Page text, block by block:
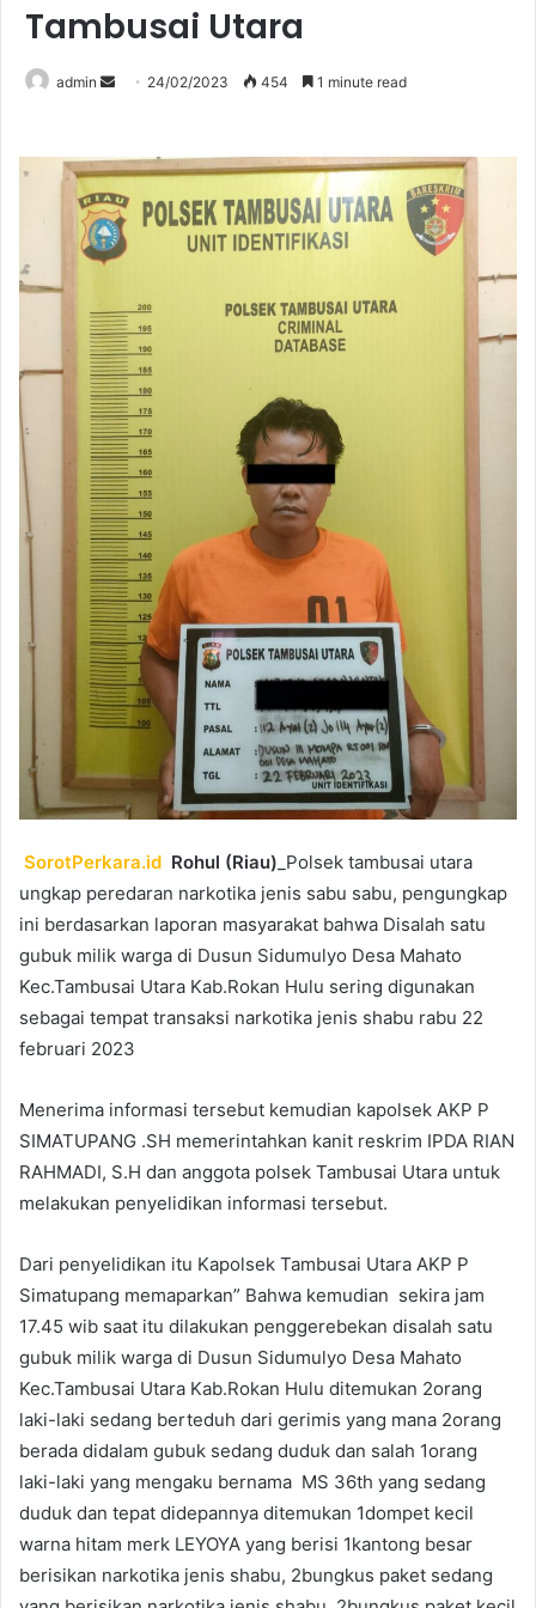
Tambusai Utara
admin
Send 24/02/2023 454 1 minute read
SorotPerkara.id Rohul (Riau) _Polsek tambusai utara
ungkap peredaran narkotika jenis sabu sabu, pengungkap
ini berdasarkan laporan masyarakat bahwa Disalah satu
gubuk milik warga di Dusun Sidumulyo Desa Mahato
Kec.Tambusai Utara Kab.Rokan Hulu sering digunakan
sebagai tempat transaksi narkotika jenis shabu rabu 22
februari 2023
Menerima informasi tersebut kemudian kapolsek AKP P
SIMATUPANG .SH memerintahkan kanit reskrim IPDA RIAN
RAHMADI, S.H dan anggota polsek Tambusai Utara untuk
melakukan penyelidikan informasi tersebut.
Dari penyelidikan itu Kapolsek Tambusai Utara AKP P
Simatupang memaparkan” Bahwa kemudian sekira jam
17.45 wib saat itu dilakukan penggerebekan disalah satu
gubuk milik warga di Dusun Sidumulyo Desa Mahato
Kec.Tambusai Utara Kab.Rokan Hulu ditemukan 2orang
laki-laki sedang berteduh dari gerimis yang mana 2orang
berada didalam gubuk sedang duduk dan salah 1orang
laki-laki yang mengaku bernama MS 36th yang sedang
duduk dan tepat didepannya ditemukan 1dompet kecil
warna hitam merk LEYOYA yang berisi 1kantong besar
berisikan narkotika jenis shabu, 2bungkus paket sedang